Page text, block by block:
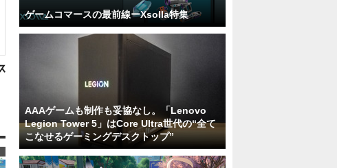
ゲームコマースの最前線ーXsolla特集
AAAゲームも制作も妥協なし。「Lenovo
Legion Tower 5」はCore Ultra世代の“全て
こなせるゲーミングデスクトップ”